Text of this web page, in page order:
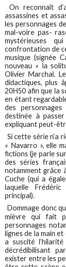
On reconnaît
assassines et
les personnages
mal-voire pas-
mystérieuses
confrontation de
musique (signée
nouveau « la
Olivier Marchal.
didactiques, plus
20H50 afin que la
en étant
des
destinée à
expliquant peut-
Si cette série n’a
« Navarro », elle
fictions (je parle
des séries
notamment grâce
Cuche (qui a
laquelle
principal).
Dommage donc
mièvre qui fait
personnages
lignes de la main
a suscité
décrédibilisant
exister entre les